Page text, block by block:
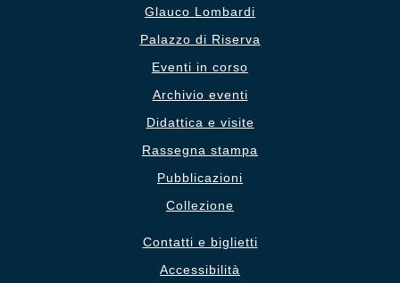
Glauco Lombardi
Palazzo di Riserva
Eventi in corso
Archivio eventi
Didattica e visite
Rassegna stampa
Pubblicazioni
Collezione
Contatti e biglietti
Accessibilità